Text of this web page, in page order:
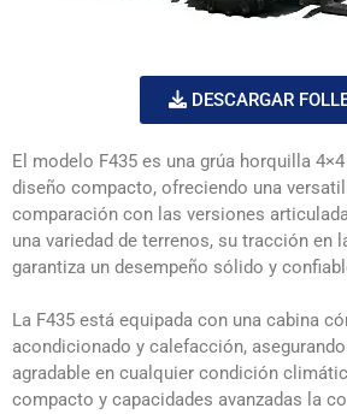
DESCARGAR
El modelo F435 es una grúa horquilla
diseño compacto, ofreciendo una
comparación con las versiones
una variedad de terrenos, su tracción en
garantiza un desempeño sólido y
La F435 está equipada con una cabina
acondicionado y calefacción,
agradable en cualquier condición
compacto y capacidades avanzadas la